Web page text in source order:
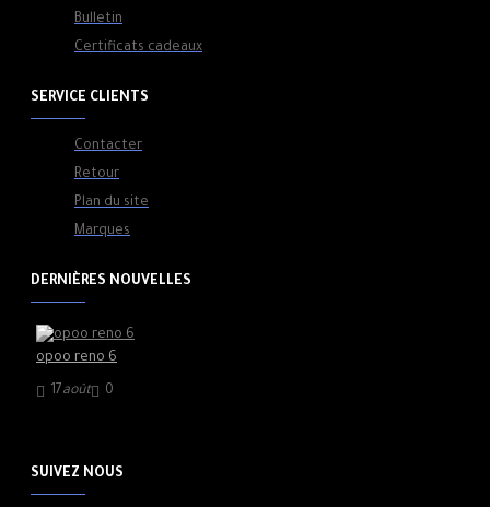
Bulletin
Certificats cadeaux
SERVICE CLIENTS
Contacter
Retour
Plan du site
Marques
DERNIÈRES NOUVELLES
opoo reno 6
17 août 0
SUIVEZ NOUS